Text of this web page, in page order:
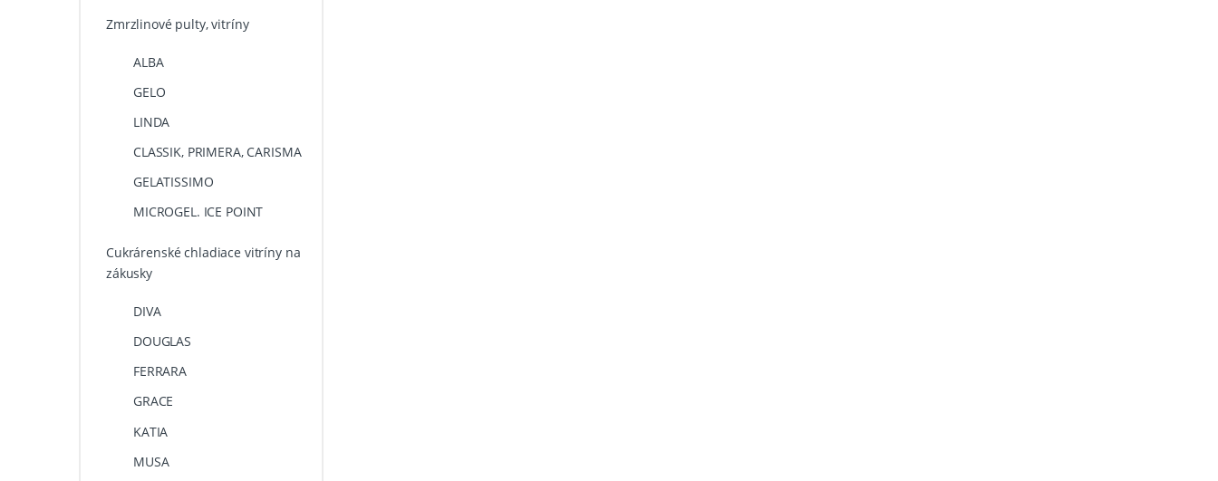
Zmrzlinové pulty, vitríny
ALBA
GELO
LINDA
CLASSIK, PRIMERA, CARISMA
GELATISSIMO
MICROGEL. ICE POINT
Cukrárenské chladiace vitríny na
zákusky
DIVA
DOUGLAS
FERRARA
GRACE
KATIA
MUSA